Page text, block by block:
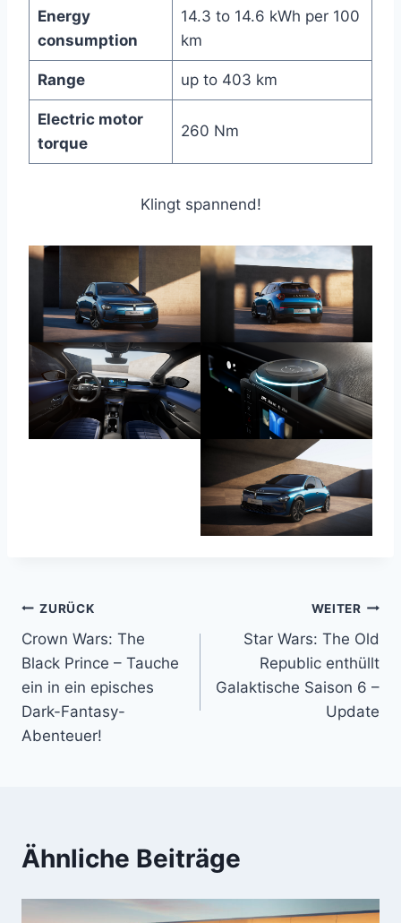
Energy
consumption
14.3 to 14.6 kWh per 100
km
Range up to 403 km
Electric motor
torque
260 Nm
Klingt spannend!
Beitragsnavigation
ZURÜCK
Crown Wars: The
Black Prince – Tauche
ein in ein episches
Dark-Fantasy-
Abenteuer!
WEITER
Star Wars: The Old
Republic enthüllt
Galaktische Saison 6 –
Update
Ähnliche Beiträge